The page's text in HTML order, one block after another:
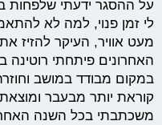
על ההסגר ידעתי שלפחות
לי זמן פנוי, למה לא
מעט אוויר, העיקר להזיז
במקום מבודד במושב
קוראת יותר מבעבר
משכתבתי בכל השנה